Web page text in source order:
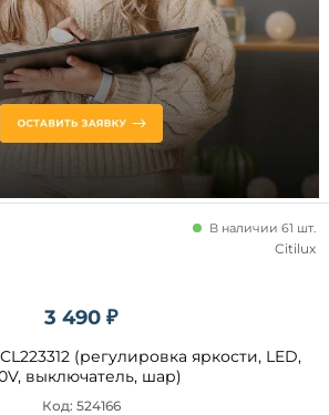
3 490 ₽
(регулировка яркости, LED,
выключатель, шар)
В наличии 61 шт.
Код: 524166
Citilux